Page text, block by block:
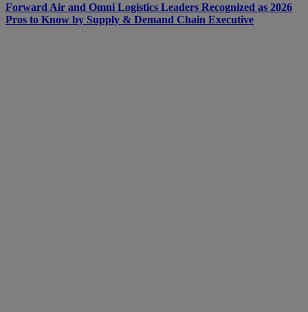
Forward Air and Omni Logistics Leaders Recognized as 2026
Pros to Know by Supply & Demand Chain Executive